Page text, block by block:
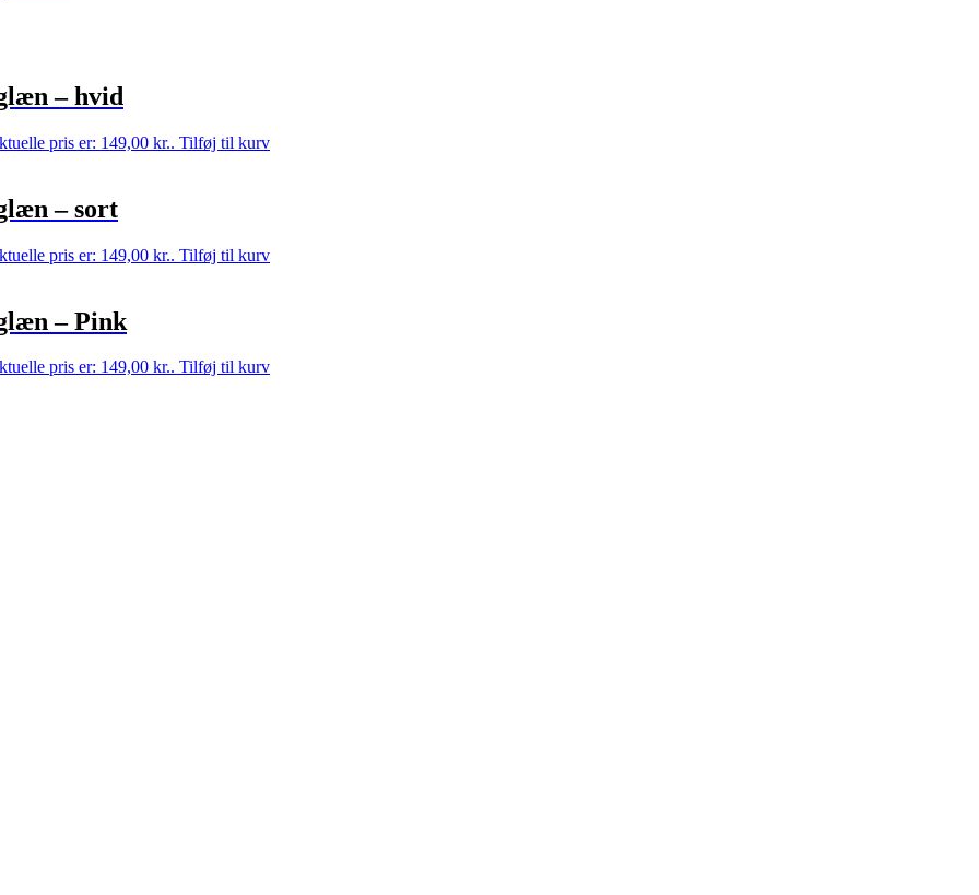
– hvid
pris er: 149,00 kr.. Tilføj til kurv
– sort
pris er: 149,00 kr.. Tilføj til kurv
– Pink
pris er: 149,00 kr.. Tilføj til kurv